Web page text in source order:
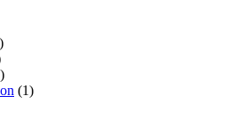
(1)